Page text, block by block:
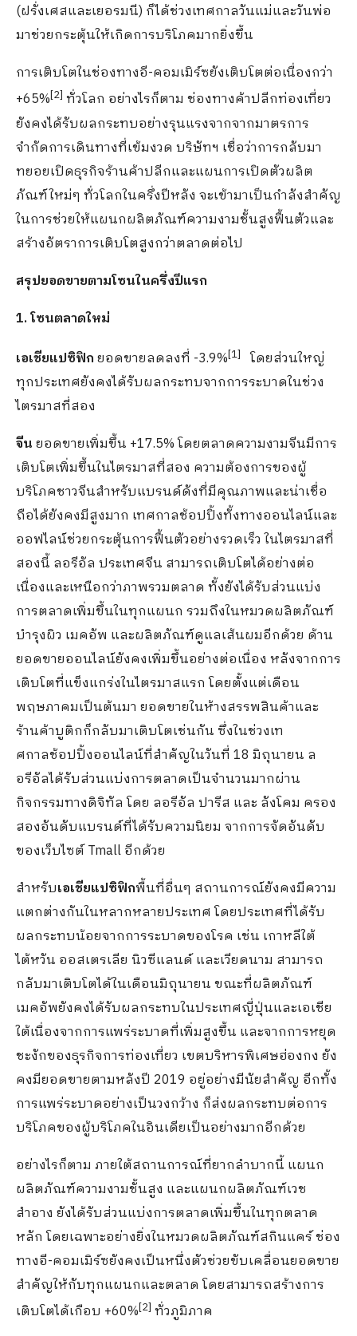
(ฝรั่งเศสและเยอรมนี) ก็ได้ช่วงเทศกาลวันแม่และวันพ่อ
มาช่วยกระตุ้นให้เกิดการบริโภคมากยิ่งขึ้น
การเติบโตในช่องทางอี-คอมเมิร์ซยังเติบโตต่อเนื่องกว่า
+65%[2] ทั่วโลก อย่างไรก็ตาม ช่องทางค้าปลีกท่องเที่ยว
ยังคงได้รับผลกระทบอย่างรุนแรงจากจากมาตรการ
จำกัดการเดินทางที่เข้มงวด บริษัทฯ เชื่อว่าการกลับมา
ทยอยเปิดธุรกิจร้านค้าปลีกและแผนการเปิดตัวผลิต
ภัณฑ์ใหม่ๆ ทั่วโลกในครึ่งปีหลัง จะเข้ามาเป็นกำลังสำคัญ
ในการช่วยให้แผนกผลิตภัณฑ์ความงามชั้นสูงฟื้นตัวและ
สร้างอัตราการเติบโตสูงกว่าตลาดต่อไป
สรุปยอดขายตามโซนในครึ่งปีแรก
1. โซนตลาดใหม่
เอเชียแปซิฟิกยอดขายลดลงที่ -3.9%[1] โดยส่วนใหญ่
ทุกประเทศยังคงได้รับผลกระทบจากการระบาดในช่วง
ไตรมาสที่สอง
จีนยอดขายเพิ่มขึ้น +17.5% โดยตลาดความงามจีนมีการ
เติบโตเพิ่มขึ้นในไตรมาสที่สอง ความต้องการของผู้
บริโภคชาวจีนสำหรับแบรนด์ดังที่มีคุณภาพและน่าเชื่อ
ถือได้ยังคงมีสูงมาก เทศกาลช้อปปิ้งทั้งทางออนไลน์และ
ออฟไลน์ช่วยกระตุ้นการฟื้นตัวอย่างรวดเร็ว ในไตรมาสที่
สองนี้ ลอรีอัล ประเทศจีน สามารถเติบโตได้อย่างต่อ
เนื่องและเหนือกว่าภาพรวมตลาด ทั้งยังได้รับส่วนแบ่ง
การตลาดเพิ่มขึ้นในทุกแผนก รวมถึงในหมวดผลิตภัณฑ์
บำรุงผิว เมคอัพ และผลิตภัณฑ์ดูแลเส้นผมอีกด้วย ด้าน
ยอดขายออนไลน์ยังคงเพิ่มขึ้นอย่างต่อเนื่อง หลังจากการ
เติบโตที่แข็งแกร่งในไตรมาสแรก โดยตั้งแต่เดือน
พฤษภาคมเป็นต้นมา ยอดขายในห้างสรรพสินค้าและ
ร้านค้าบูติกก็กลับมาเติบโตเช่นกัน ซึ่งในช่วงเท
ศกาลช้อปปิ้งออนไลน์ที่สำคัญในวันที่ 18 มิถุนายน ล
อรีอัลได้รับส่วนแบ่งการตลาดเป็นจำนวนมากผ่าน
กิจกรรมทางดิจิทัล โดย ลอรีอัล ปารีส และ ลังโคม ครอง
สองอันดับแบรนด์ที่ได้รับความนิยม จากการจัดอันดับ
ของเว็บไซต์ Tmall อีกด้วย
สำหรับเอเชียแปซิฟิกพื้นที่อื่นๆ สถานการณ์ยังคงมีความ
แตกต่างกันในหลากหลายประเทศ โดยประเทศที่ได้รับ
ผลกระทบน้อยจากการระบาดของโรค เช่น เกาหลีใต้
ไต้หวัน ออสเตรเลีย นิวซีแลนด์ และเวียดนาม สามารถ
กลับมาเติบโตได้ในเดือนมิถุนายน ขณะที่ผลิตภัณฑ์
เมคอัพยังคงได้รับผลกระทบในประเทศญี่ปุ่นและเอเชีย
ใต้เนื่องจากการแพร่ระบาดที่เพิ่มสูงขึ้น และจากการหยุด
ชะงักของธุรกิจการท่องเที่ยว เขตบริหารพิเศษฮ่องกง ยัง
คงมียอดขายตามหลังปี 2019 อยู่อย่างมีนัยสำคัญ อีกทั้ง
การแพร่ระบาดอย่างเป็นวงกว้าง ก็ส่งผลกระทบต่อการ
บริโภคของผู้บริโภคในอินเดียเป็นอย่างมากอีกด้วย
อย่างไรก็ตาม ภายใต้สถานการณ์ที่ยากลำบากนี้ แผนก
ผลิตภัณฑ์ความงามชั้นสูง และแผนกผลิตภัณฑ์เวช
สำอาง ยังได้รับส่วนแบ่งการตลาดเพิ่มขึ้นในทุกตลาด
หลัก โดยเฉพาะอย่างยิ่งในหมวดผลิตภัณฑ์สกินแคร์ ช่อง
ทางอี-คอมเมิร์ซยังคงเป็นหนึ่งตัวช่วยขับเคลื่อนยอดขาย
สำคัญให้กับทุกแผนกและตลาด โดยสามารถสร้างการ
เติบโตได้เกือบ +60%[2] ทั่วภูมิภาค